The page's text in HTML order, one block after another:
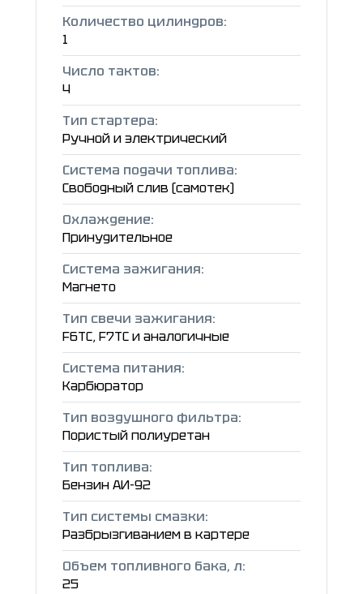
Количество цилиндров:
1
Число тактов:
4
Тип стартера:
Ручной и электрический
Система подачи топлива:
Свободный слив (самотек)
Охлаждение:
Принудительное
Система зажигания:
Магнето
Тип свечи зажигания:
F6TC, F7TC и аналогичные
Система питания:
Карбюратор
Тип воздушного фильтра:
Пористый полиуретан
Тип топлива:
Бензин АИ-92
Тип системы смазки:
Разбрызгиванием в картере
Объем топливного бака, л:
25